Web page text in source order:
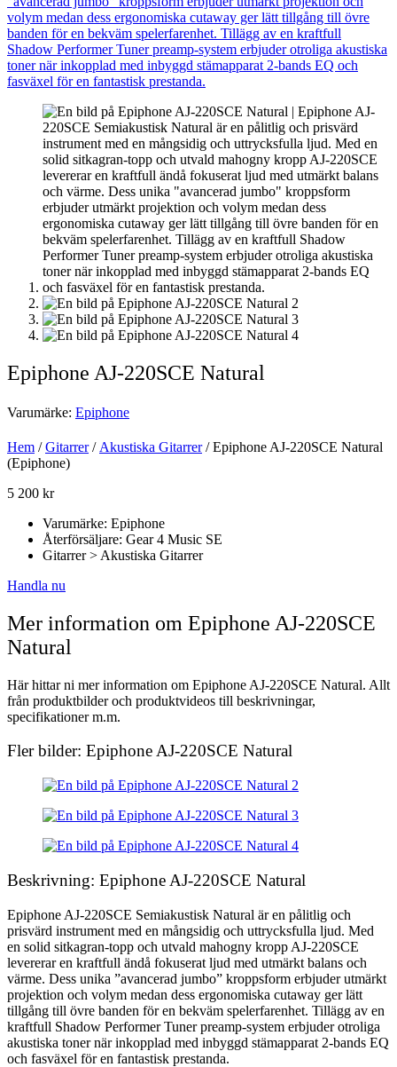
Epiphone AJ-220SCE Natural
Varumärke: Epiphone
Hem /Gitarrer/ Akustiska Gitarrer/ Epiphone AJ-220SCE Natural
(Epiphone)
5 200 kr
Varumärke: Epiphone
Återförsäljare: Gear 4 Music SE
Gitarrer > Akustiska Gitarrer
Handla nu
Mer information om Epiphone AJ-220SCE
Natural
Här hittar ni mer information om Epiphone AJ-220SCE Natural. Allt
från produktbilder och produktvideos till beskrivningar,
specifikationer m.m.
Fler bilder: Epiphone AJ-220SCE Natural
Beskrivning: Epiphone AJ-220SCE Natural
Epiphone AJ-220SCE Semiakustisk Natural är en pålitlig och
prisvärd instrument med en mångsidig och uttrycksfulla ljud. Med
en solid sitkagran-topp och utvald mahogny kropp AJ-220SCE
levererar en kraftfull ändå fokuserat ljud med utmärkt balans och
värme. Dess unika ”avancerad jumbo” kroppsform erbjuder utmärkt
projektion och volym medan dess ergonomiska cutaway ger lätt
tillgång till övre banden för en bekväm spelerfarenhet. Tillägg av en
kraftfull Shadow Performer Tuner preamp-system erbjuder otroliga
akustiska toner när inkopplad med inbyggd stämapparat 2-bands EQ
och fasväxel för en fantastisk prestanda.